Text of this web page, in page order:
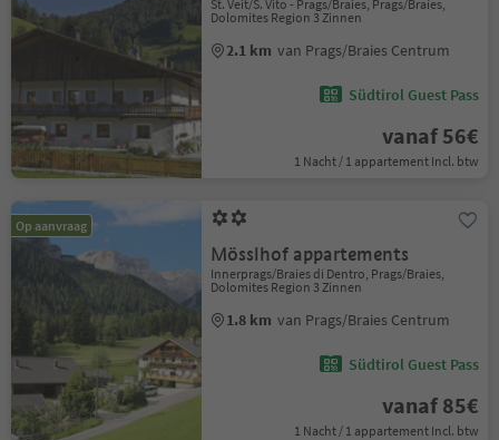
St. Veit/S. Vito - Prags/Braies, Prags/Braies,
Dolomites Region 3 Zinnen
2.1 km van Prags/Braies Centrum
Südtirol Guest Pass
vanaf 56€
1 Nacht / 1 appartement Incl. btw
Op aanvraag
Mösslhof appartements
Innerprags/Braies di Dentro, Prags/Braies,
Dolomites Region 3 Zinnen
1.8 km van Prags/Braies Centrum
Südtirol Guest Pass
vanaf 85€
1 Nacht / 1 appartement Incl. btw